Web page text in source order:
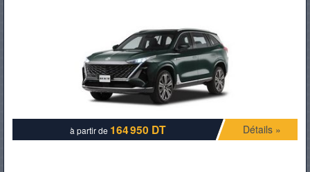
à partir de 164 950 DT Détails »